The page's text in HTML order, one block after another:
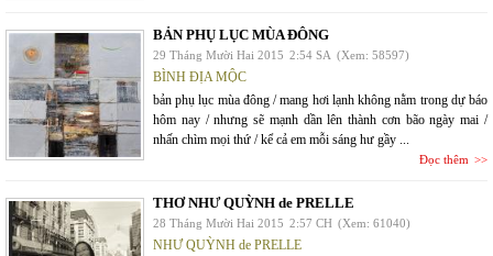
BẢN PHỤ LỤC MÙA ĐÔNG
29 Tháng Mười Hai 2015 2:54 SA (Xem: 58597)
BÌNH ĐỊA MỘC
bản phụ lục mùa đông / mang hơi lạnh không nằm trong dự báo
hôm nay / nhưng sẽ mạnh dần lên thành cơn bão ngày mai /
nhấn chìm mọi thứ / kể cả em mỗi sáng hư gầy ...
Đọc thêm
THƠ NHƯ QUỲNH de PRELLE
28 Tháng Mười Hai 2015 2:57 CH (Xem: 61040)
NHƯ QUỲNH de PRELLE